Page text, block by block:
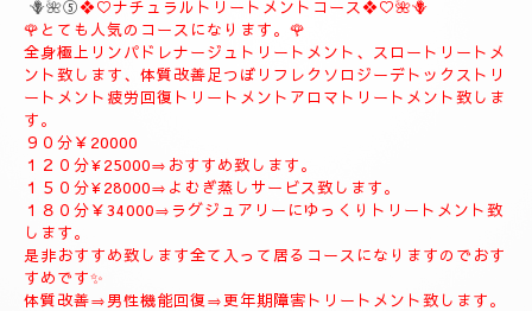
沢全身極上トリートメント致します、スローにゆっくりトリート
メント致します、オイルたっぷりトリートメント致します、リフ
レクソロジー、デトックストリートメント致します、疲労回復ト
リートメント致します。
９０分¥25000⇒¥22000
１２０分¥30000⇒¥27000
１５０分¥35000⇒¥32000
🩷何時もよりゆっくりオイルたっぷりトリートメント致します、
何時もより心地良く癒されます。🩷
ゆっくり極上トリートメントプライベートトリートメントコース
をおすすめ致します。🌹
❖❖❖❖❖❖❖❖❖❖❖